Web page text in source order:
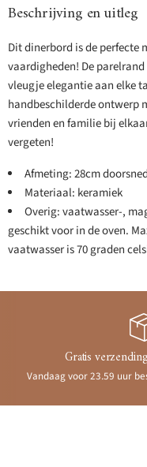
Beschrijving en uitleg
Dit dinerbord is de perfecte
vaardigheden! De parelrand
vleugje elegantie aan elke
handbeschilderde ontwerp
vrienden en familie bij
vergeten!
Afmeting: 28cm
Materiaal: keramiek
Overig: vaatwasser-,
geschikt voor in de oven.
vaatwasser is 70 graden
Gratis
Vandaag voor 23.59 uur